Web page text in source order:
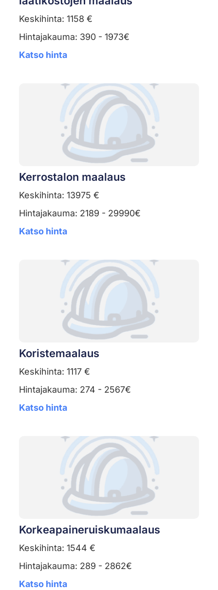
Keskihinta: 1158 €
Hintajakauma: 390 - 1973€
Katso hinta
Kerrostalon maalaus
Keskihinta: 13975 €
Hintajakauma: 2189 - 29990€
Katso hinta
Koristemaalaus
Keskihinta: 1117 €
Hintajakauma: 274 - 2567€
Katso hinta
Korkeapaineruiskumaalaus
Keskihinta: 1544 €
Hintajakauma: 289 - 2862€
Katso hinta